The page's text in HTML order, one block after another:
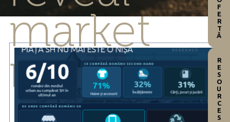
market
resources RESOURCES